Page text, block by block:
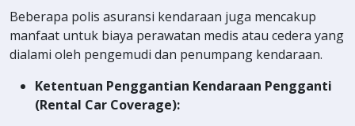
Beberapa polis asuransi kendaraan juga mencakup
manfaat untuk biaya perawatan medis atau cedera yang
dialami oleh pengemudi dan penumpang kendaraan.
Ketentuan Penggantian Kendaraan Pengganti
(Rental Car Coverage):